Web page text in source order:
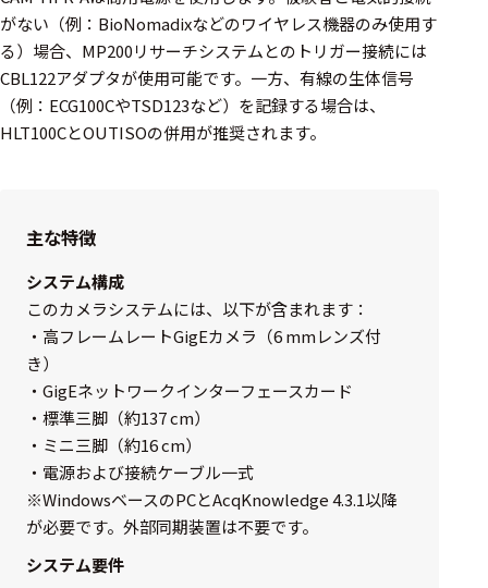
がない（例：BioNomadixなどのワイヤレス機器のみ使用す
る）場合、MP200リサーチシステムとのトリガー接続には
CBL122アダプタが使用可能です。一方、有線の生体信号
（例：ECG100CやTSD123など）を記録する場合は、
HLT100CとOUTISOの併用が推奨されます。
主な特徴
システム構成
このカメラシステムには、以下が含まれます：
・高フレームレートGigEカメラ（6 mmレンズ付
き）
・GigEネットワークインターフェースカード
・標準三脚（約137 cm）
・ミニ三脚（約16 cm）
・電源および接続ケーブル一式
※WindowsベースのPCとAcqKnowledge 4.3.1以降
が必要です。外部同期装置は不要です。
システム要件